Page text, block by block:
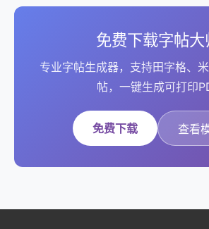
免费下载字帖大
专业字帖生成器，支持田字格、
帖，一键生成可打印
免费下载 查看